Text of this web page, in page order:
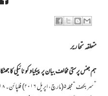
متعلقہ تحاریر
ہم جنس پرستی مخالف بیان پر پیکیاو کو نائیکی کا جھٹکا